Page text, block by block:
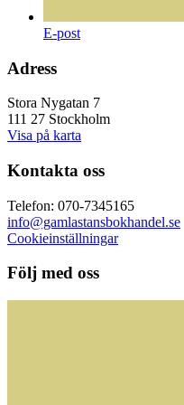
E-post
Adress
Stora Nygatan 7
111 27 Stockholm
Visa på karta
Kontakta oss
Telefon: 070-7345165
info@gamlastansbokhandel.se
Cookieinställningar
Följ med oss